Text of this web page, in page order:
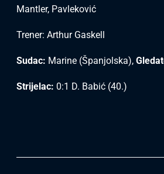
Mantler, Pavleković
Trener: Arthur Gaskell
Sudac: Marine (Španjolska),
Strijelac: 0:1 D. Babić (40.)